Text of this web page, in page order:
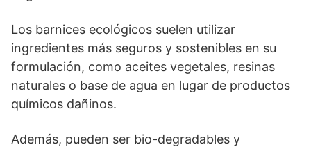
Los barnices ecológicos suelen utilizar
ingredientes más seguros y sostenibles en su
formulación, como aceites vegetales, resinas
naturales o base de agua en lugar de productos
químicos dañinos.
Además, pueden ser bio-degradables y